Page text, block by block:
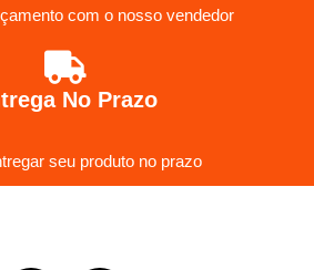
com o nosso vendedor
No Prazo
seu produto no prazo